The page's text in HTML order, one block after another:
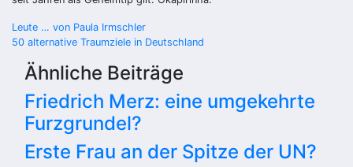
Beitragsnavigation
Leute … von Paula Irmschler
50 alternative Traumziele in Deutschland
Ähnliche Beiträge
Friedrich Merz: eine umgekehrte
Furzgrundel?
Erste Frau an der Spitze der UN?